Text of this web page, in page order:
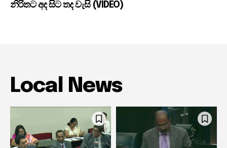
නිරිතට අද සිට තද වැසි (VIDEO)
Local News